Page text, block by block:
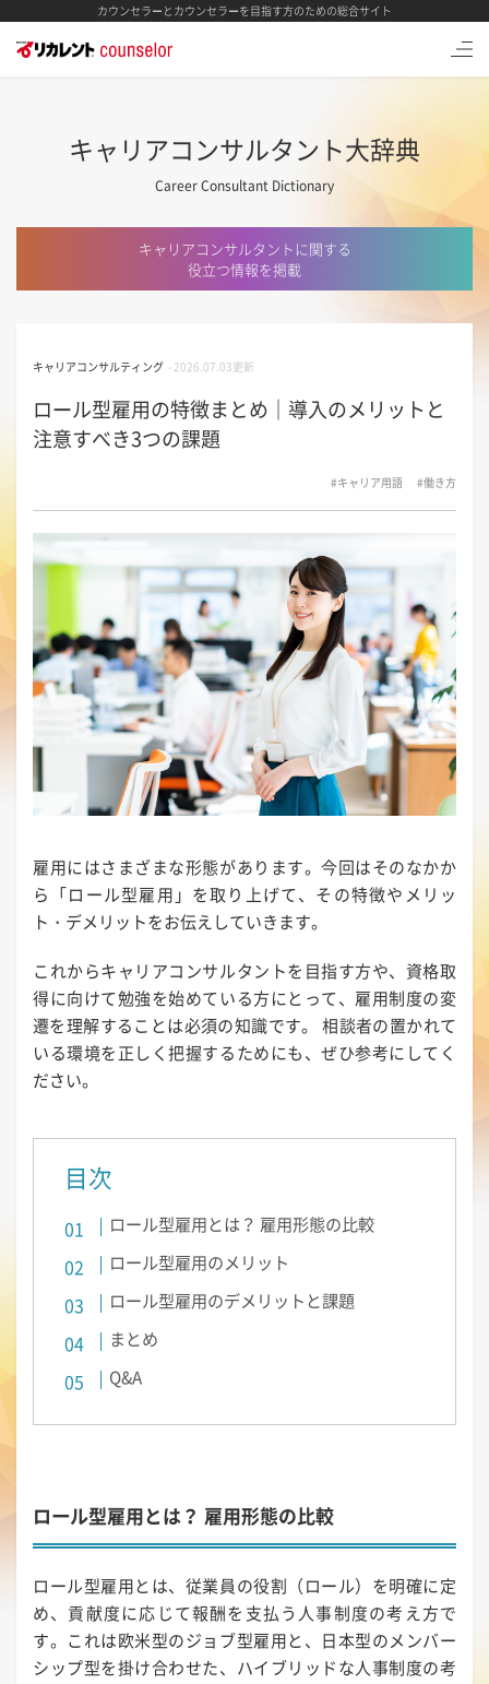
カウンセラーとカウンセラーを目指す方のための総合サイト
キャリアコンサルタント大辞典
Career Consultant Dictionary
キャリアコンサルタントに関する
役立つ情報を掲載
キャリアコンサルティング - 2026.07.03更新
ロール型雇用の特徴まとめ｜導入のメリットと
注意すべき3つの課題
#キャリア用語 #働き方
雇用にはさまざまな形態があります。今回はそのなかか
ら「ロール型雇用」を取り上げて、その特徴やメリッ
ト・デメリットをお伝えしていきます。
これからキャリアコンサルタントを目指す方や、資格取
得に向けて勉強を始めている方にとって、雇用制度の変
遷を理解することは必須の知識です。 相談者の置かれて
いる環境を正しく把握するためにも、ぜひ参考にしてく
ださい。
目次
ロール型雇用とは？ 雇用形態の比較
ロール型雇用のメリット
ロール型雇用のデメリットと課題
まとめ
Q&A
ロール型雇用とは？ 雇用形態の比較
ロール型雇用とは、従業員の役割（ロール）を明確に定
め、貢献度に応じて報酬を支払う人事制度の考え方で
す。これは欧米型のジョブ型雇用と、日本型のメンバー
シップ型を掛け合わせた、ハイブリッドな人事制度の考